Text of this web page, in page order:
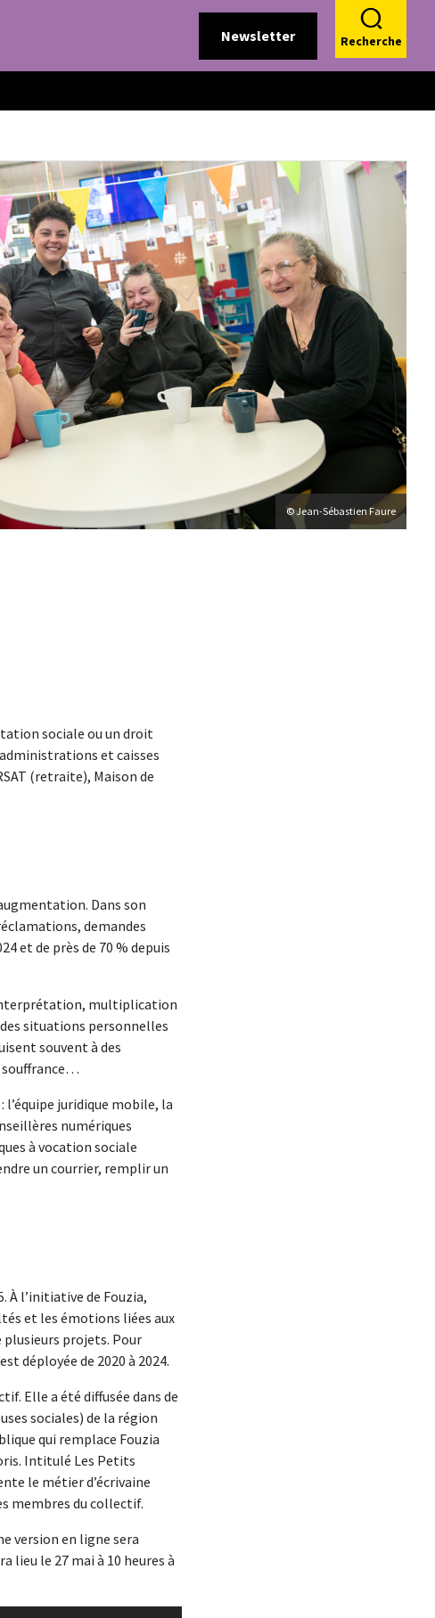
Newsletter Recherche
© Jean-Sébastien Faure
sociale ou un droit
et caisses
(retraite), Maison de
Dans son
demandes
et de près de 70 % depuis
multiplication
situations personnelles
souvent à des
souffrance…
juridique mobile, la
numériques
à vocation sociale
un courrier, remplir un
À l’initiative de Fouzia,
et les émotions liées aux
plusieurs projets. Pour
déployée de 2020 à 2024.
Elle a été diffusée dans de
sociales) de la région
qui remplace Fouzia
Intitulé Les Petits
le métier d’écrivaine
membres du collectif.
version en ligne sera
lieu le 27 mai à 10 heures à